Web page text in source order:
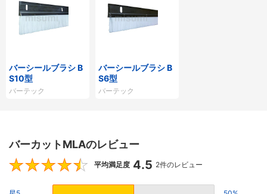
バーシールブラシ B
S10型
バーテック
バーシールブラシ B
S6型
バーテック
バーカットMLAのレビュー
4.5
平均満足度 4.5 2件のレビュー